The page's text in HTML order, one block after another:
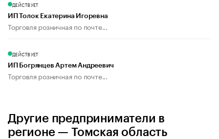
ДЕЙСТВУЕТ
ИП Толок Екатерина Игоревна
Торговля розничная по почте...
ДЕЙСТВУЕТ
ИП Богрянцев Артем Андреевич
Торговля розничная по почте...
Другие предприниматели в
регионе — Томская область